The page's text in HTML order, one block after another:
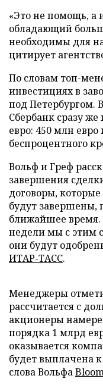
«Это не помощь, а
обладающий
необходимы для
цитирует
По словам топ-
инвестициях в
под Петербургом.
Сбербанк сразу
евро: 450 млн
беспроцентного
Вольф и Греф
завершения
договоры,
будут завершены,
ближайшее время.
недели мы с этим
они будут
ИТАР-ТАСС.
Менеджеры
рассчитается с
акционеры
порядка 1 млрд
оказывается
будет выплачена
слова Вольфа